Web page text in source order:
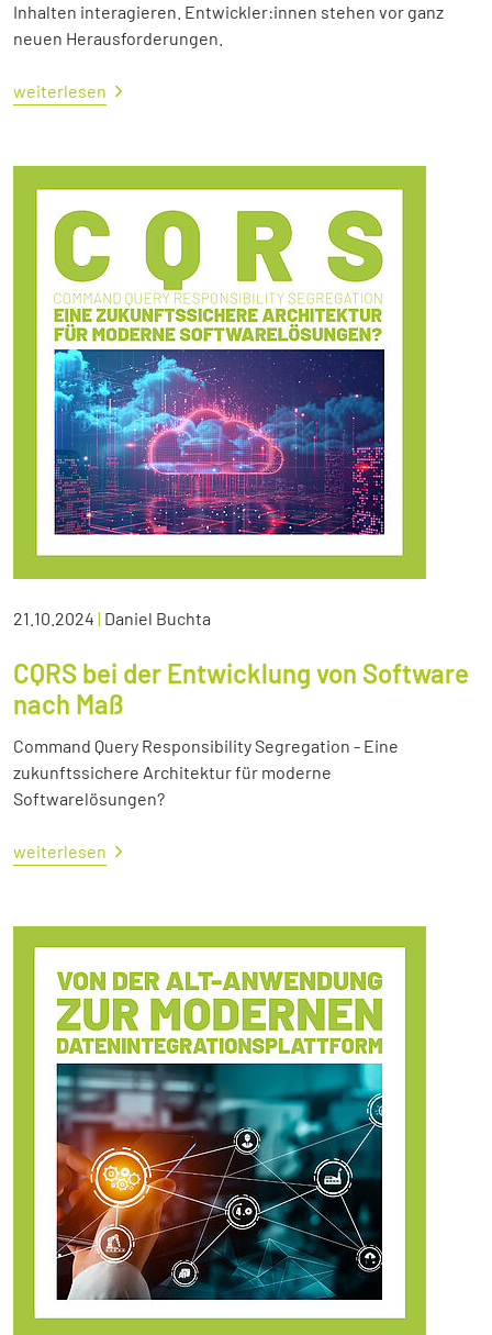
Inhalten interagieren. Entwickler:innen stehen vor ganz
neuen Herausforderungen.
weiterlesen
21.10.2024 | Daniel Buchta
CQRS bei der Entwicklung von Software
nach Maß
Command Query Responsibility Segregation - Eine
zukunftssichere Architektur für moderne
Softwarelösungen?
weiterlesen